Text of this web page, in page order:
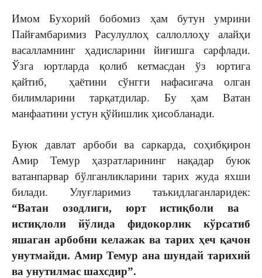
Имом Бухорий бобомиз ҳам бутун умрини
Пайғамбаримиз Расулуллоҳ саллоллоҳу алайҳи
васалламнинг ҳадисларини йиғишга сарфлади.
Ўзга юртларда қолиб кетмасдан ўз юртига
қайтиб, ҳаётини сўнгги нафасигача олган
билимларини тарқатдилар. Бу ҳам Ватан
манфаатини устун қўйишлик ҳисобланади.
Буюк давлат арбоби ва саркарда, соҳибқирон
Амир Темур ҳазратларининг нақадар буюк
ватанпарвар бўлганликларини тарих жуда яхши
билади. Улуғларимиз таъкидлаганларидек:
“Ватан озодлиги, юрт истиқболи ва
истиқлоли йўлида фидокорлик кўрсатиб
яшаган арбобни келажак ва тарих ҳеч қачон
унутмайди. Амир Темур ана шундай тарихий
ва унутилмас шахсдир”.